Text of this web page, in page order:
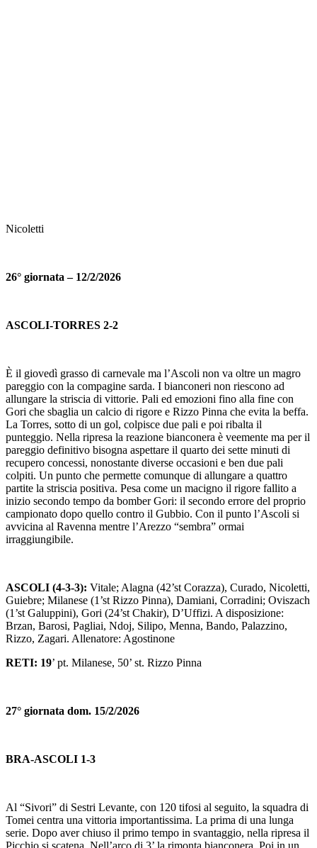
Nicoletti
26° giornata – 12/2/2026
ASCOLI-TORRES 2-2
È il giovedì grasso di carnevale ma l’Ascoli non va oltre un magro
pareggio con la compagine sarda. I bianconeri non riescono ad
allungare la striscia di vittorie. Pali ed emozioni fino alla fine con
Gori che sbaglia un calcio di rigore e Rizzo Pinna che evita la beffa.
La Torres, sotto di un gol, colpisce due pali e poi ribalta il
punteggio. Nella ripresa la reazione bianconera è veemente ma per il
pareggio definitivo bisogna aspettare il quarto dei sette minuti di
recupero concessi, nonostante diverse occasioni e ben due pali
colpiti. Un punto che permette comunque di allungare a quattro
partite la striscia positiva. Pesa come un macigno il rigore fallito a
inizio secondo tempo da bomber Gori: il secondo errore del proprio
campionato dopo quello contro il Gubbio. Con il punto l’Ascoli si
avvicina al Ravenna mentre l’Arezzo “sembra” ormai
irraggiungibile.
ASCOLI (4-3-3): Vitale; Alagna (42’st Corazza), Curado, Nicoletti,
Guiebre; Milanese (1’st Rizzo Pinna), Damiani, Corradini; Oviszach
(1’st Galuppini), Gori (24’st Chakir), D’Uffizi. A disposizione:
Brzan, Barosi, Pagliai, Ndoj, Silipo, Menna, Bando, Palazzino,
Rizzo, Zagari. Allenatore: Agostinone
RETI: 19’ pt. Milanese, 50’ st. Rizzo Pinna
27° giornata dom. 15/2/2026
BRA-ASCOLI 1-3
Al “Sivori” di Sestri Levante, con 120 tifosi al seguito, la squadra di
Tomei centra una vittoria importantissima. La prima di una lunga
serie. Dopo aver chiuso il primo tempo in svantaggio, nella ripresa il
Picchio si scatena. Nell’arco di 3’ la rimonta bianconera. Poi in un